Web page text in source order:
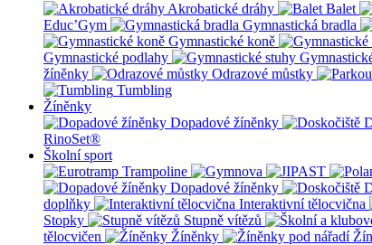
Akrobatické dráhy Balet
Educ’Gym
Gymnastická bradla
Gymnastické koně
Gymnastické podlahy
žíněnky
Odrazové můstky
Tumbling
Žíněnky
Dopadové žíněnky
RinoSet®
Školní sport
Dopadové žíněnky
doplňky
Interaktivní tělocvična
Stopky
Stupně vítězů
tělocvičen
Žíněnky